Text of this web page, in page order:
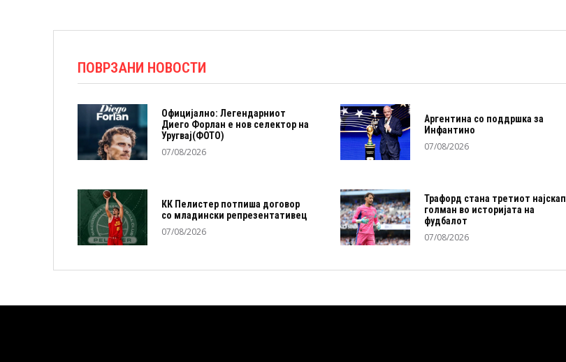
ПОВРЗАНИ НОВОСТИ
Официјално: Легендарниот
Диего Форлан е нов селектор на
Уругвај(ФОТО)
07/08/2026
Аргентина со поддршка за
Инфантино
07/08/2026
КК Пелистер потпиша договор
со младински репрезентативец
07/08/2026
Трафорд стана третиот најскап
голман во историјата на
фудбалот
07/08/2026